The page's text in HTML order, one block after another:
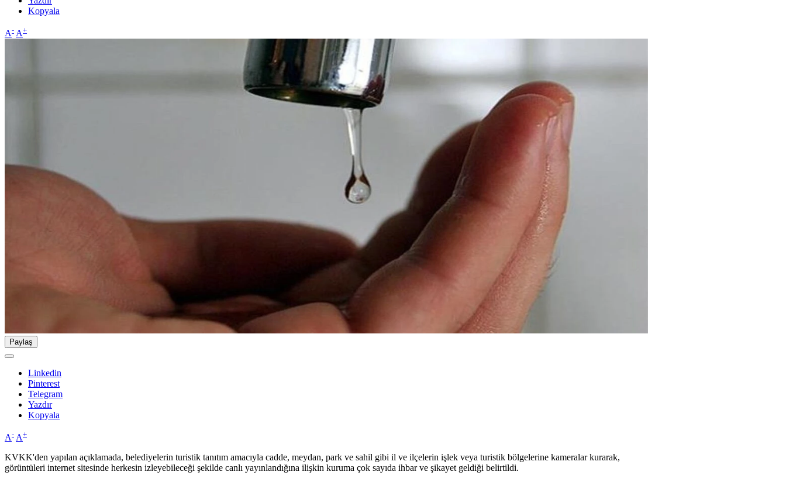
Kopyala
A- A+
Paylaş
Linkedin
Pinterest
Telegram
Yazdır
Kopyala
A- A+
KVKK'den yapılan açıklamada, belediyelerin turistik tanıtım amacıyla cadde, meydan, park ve sahil gibi il ve ilçelerin işlek veya turistik bölgelerine kameralar kurarak,
görüntüleri internet sitesinde herkesin izleyebileceği şekilde canlı yayınlandığına ilişkin kuruma çok sayıda ihbar ve şikayet geldiği belirtildi.